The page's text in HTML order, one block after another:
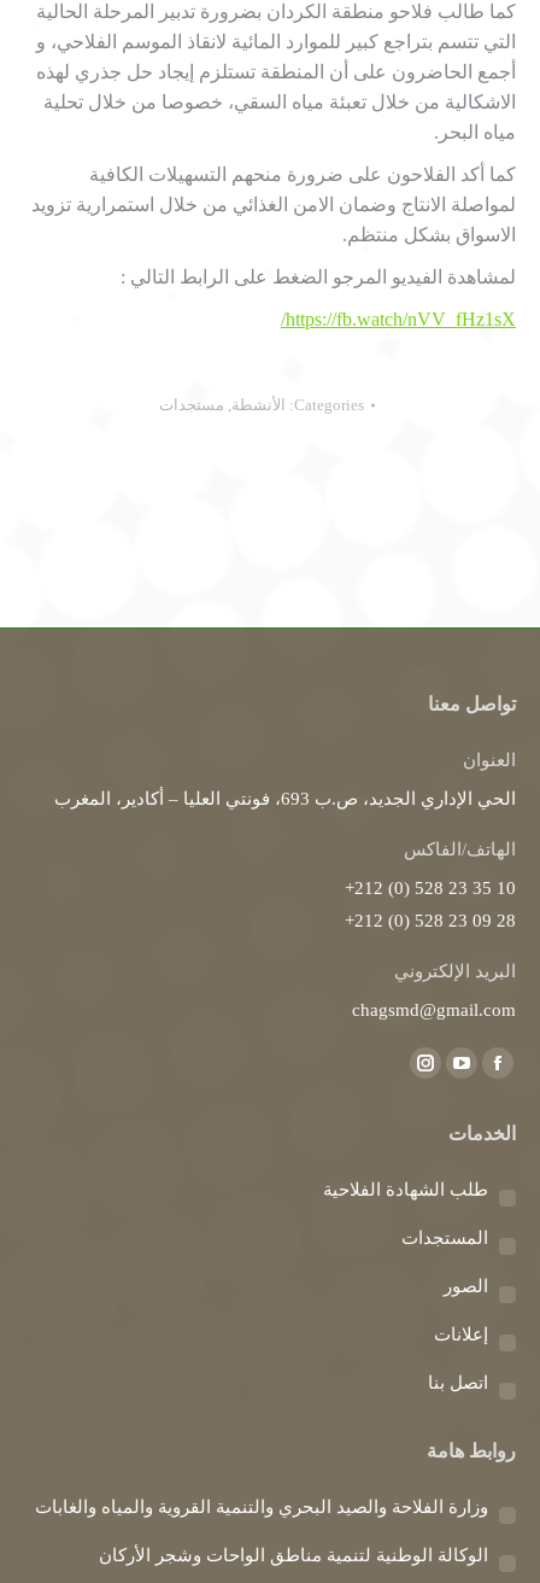
كما طالب فلاحو منطقة الكردان بضرورة تدبير المرحلة الحالية
التي تتسم بتراجع كبير للموارد المائية لانقاذ الموسم الفلاحي، و
أجمع الحاضرون على أن المنطقة تستلزم إيجاد حل جذري لهذه
الاشكالية من خلال تعبئة مياه السقي، خصوصا من خلال تحلية
مياه البحر.
كما أكد الفلاحون على ضرورة منحهم التسهيلات الكافية
لمواصلة الانتاج وضمان الامن الغذائي من خلال استمرارية تزويد
الاسواق بشكل منتظم.
لمشاهدة الفيديو المرجو الضغط على الرابط التالي :
https://fb.watch/nVV_fHz1sX/
Categories: الأنشطة, مستجدات
تواصل معنا
العنوان
الحي الإداري الجديد، ص.ب 693، فونتي العليا – أكادير، المغرب
الهاتف/الفاكس
10 35 23 528 (0) 212+
28 09 23 528 (0) 212+
البريد الإلكتروني
chagsmd@gmail.com
Find us on:
Facebook
opens
new
window
YouTube
opens
new
window
Instagram
new
window
الخدمات
طلب الشهادة الفلاحية
المستجدات
الصور
إعلانات
اتصل بنا
روابط هامة
وزارة الفلاحة والصيد البحري والتنمية القروية والمياه والغابات
الوكالة الوطنية لتنمية مناطق الواحات وشجر الأركان